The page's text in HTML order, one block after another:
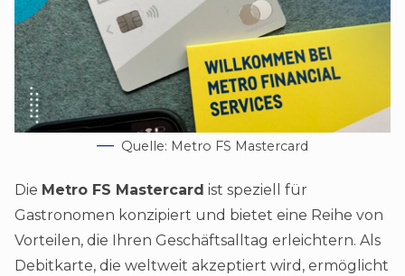
Quelle: Metro FS Mastercard
Die Metro FS Mastercard ist speziell für
Gastronomen konzipiert und bietet eine Reihe von
Vorteilen, die Ihren Geschäftsalltag erleichtern. Als
Debitkarte, die weltweit akzeptiert wird, ermöglicht